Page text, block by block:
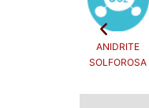
SOLFOROSA
ARACHIDI E
DERIVATI